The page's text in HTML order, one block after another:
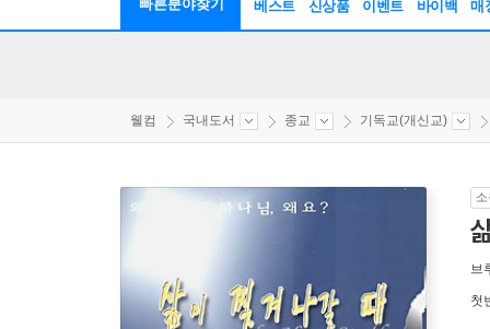
빠른분야찾기 베스트 신상품 이벤트 바이백 매
웰컴 국내도서 종교 기독교(개신교)
브
첫